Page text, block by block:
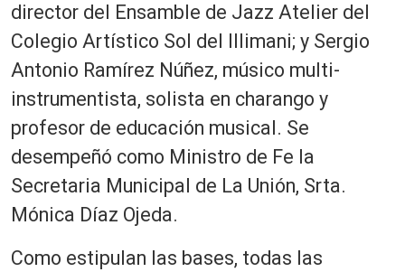
director del Ensamble de Jazz Atelier del
Colegio Artístico Sol del Illimani; y Sergio
Antonio Ramírez Núñez, músico multi-
instrumentista, solista en charango y
profesor de educación musical. Se
desempeñó como Ministro de Fe la
Secretaria Municipal de La Unión, Srta.
Mónica Díaz Ojeda.
Como estipulan las bases, todas las